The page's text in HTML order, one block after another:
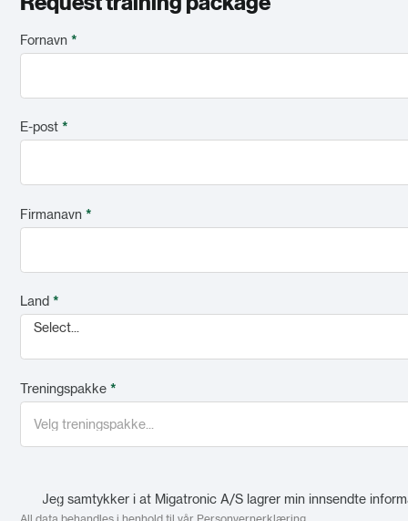
Fornavn *
E-post *
Firmanavn *
Land *
Select...
Treningspakke *
Jeg samtykker i at Migatronic A/S lagrer min innsendte